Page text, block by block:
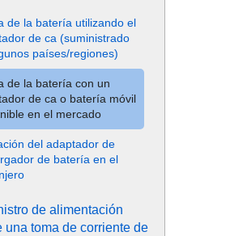
de la batería utilizando el
de ca (suministrado
países/regiones)
de la batería con un
de ca o batería móvil
en el mercado
del adaptador de
de batería en el
de alimentación
una toma de corriente de